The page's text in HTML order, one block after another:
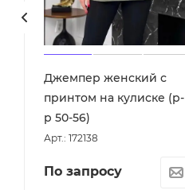
Джемпер женский с
принтом на кулиске (р-
р 50-56)
Арт.: 172138
По запросу